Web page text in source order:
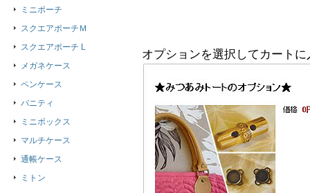
オプションを選択してカート
ミニポーチ
スクエアポーチＭ
スクエアポーチ L
メガネケース
ペンケース
バニティ
ミニボックス
マルチケース
通帳ケース
ミトン